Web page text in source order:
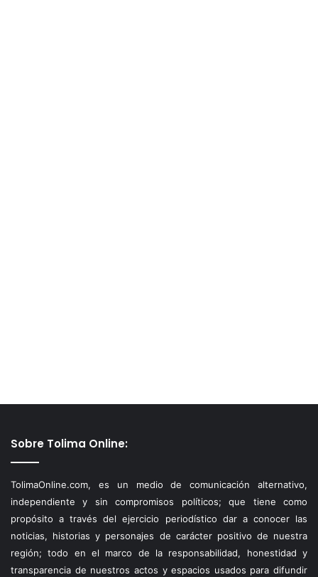
Sobre Tolima Online:
TolimaOnline.com, es un medio de comunicación alternativo,
independiente y sin compromisos políticos; que tiene como
propósito a través del ejercicio periodístico dar a conocer las
noticias, historias y personajes de carácter positivo de nuestra
región; todo en el marco de la responsabilidad, honestidad y
transparencia de nuestros actos y espacios usados para difundir